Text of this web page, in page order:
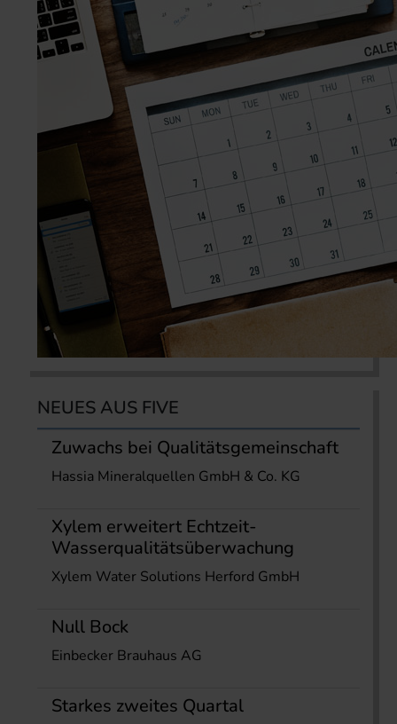
NEUES AUS FIVE
Zuwachs bei Qualitätsgemeinschaft
Hassia Mineralquellen GmbH & Co. KG
Xylem erweitert Echtzeit-
Wasserqualitätsüberwachung
Xylem Water Solutions Herford GmbH
Null Bock
Einbecker Brauhaus AG
Starkes zweites Quartal